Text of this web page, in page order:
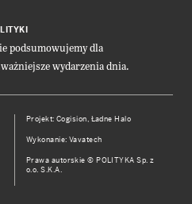
podsumowujemy dla
wydarzenia dnia.
Projekt:Cogision, Ładne Halo
Wykonanie: Vavatech
Prawa autorskie © POLITYKA Sp. z
o.o. S.K.A.